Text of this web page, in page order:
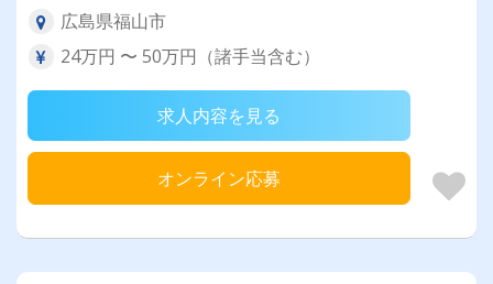
広島県福山市
24万円 〜 50万円（諸手当含む）
求人内容を見る
オンライン応募